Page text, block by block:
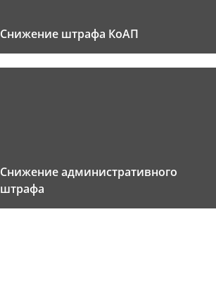
Снижение штрафа КоАП
Снижение административного
штрафа